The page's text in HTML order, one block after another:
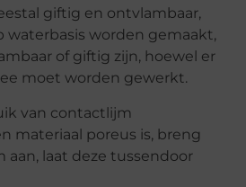
giftig en ontvlambaar,
waterbasis worden gemaakt,
of giftig zijn, hoewel er
moet worden gewerkt.
van contactlijm
materiaal poreus is, breng
aan, laat deze tussendoor